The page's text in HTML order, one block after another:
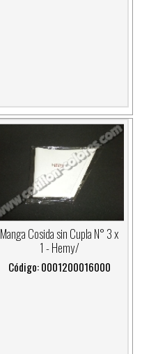
Manga Cosida sin Cupla N° 3 x
1 - Hemy/
Código: 0001200016000